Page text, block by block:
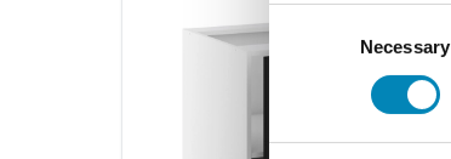
Necessary